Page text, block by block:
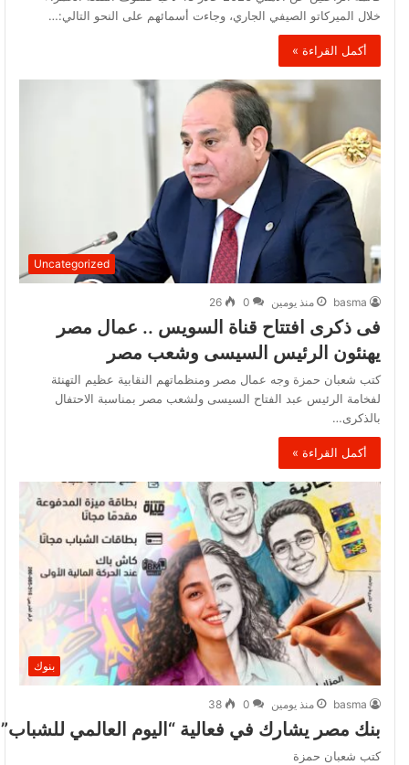
خلال الميركاتو الصيفي الجاري، وجاءت أسمائهم على النحو التالي:…
أكمل القراءة »
Uncategorized
basma منذ يومين 0
26
فى ذكرى افتتاح قناة السويس .. عمال مصر
يهنئون الرئيس السيسى وشعب مصر
كتب شعبان حمزة وجه عمال مصر ومنظماتهم النقابية عظيم التهنئة
لفخامة الرئيس عبد الفتاح السيسى ولشعب مصر بمناسبة الاحتفال
بالذكرى…
أكمل القراءة »
بنوك
basma منذ يومين 0
38
بنك مصر يشارك في فعالية “اليوم العالمي
كتب شعبان حمزة